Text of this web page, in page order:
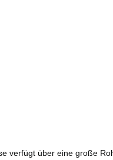
verfügt über eine große